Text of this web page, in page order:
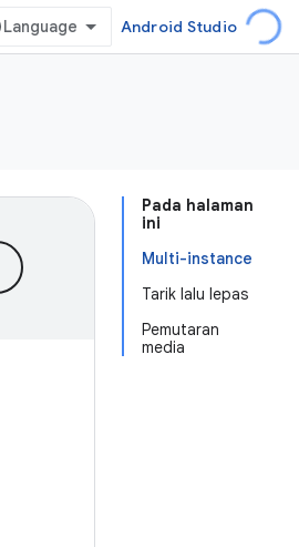
Android Studio
Pada halaman
ini
Multi-instance
Tarik lalu lepas
Pemutaran
media